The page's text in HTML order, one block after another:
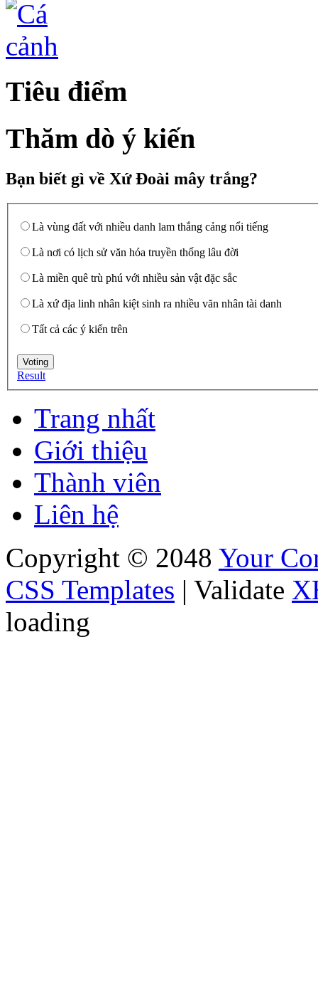
Tiêu điểm
Thăm dò ý kiến
Bạn biết gì về Xứ Đoài mây trắng?
Là vùng đất với nhiều danh lam thắng cảng nổi tiếng
Là nơi có lịch sử văn hóa truyền thống lâu đời
Là miền quê trù phú với nhiều sản vật đặc sắc
Là xứ địa linh nhân kiệt sinh ra nhiều văn nhân tài danh
Tất cả các ý kiến trên
Result
Trang nhất
Giới thiệu
Thành viên
Liên hệ
Copyright © 2048 Your
CSS Templates | Validate
loading